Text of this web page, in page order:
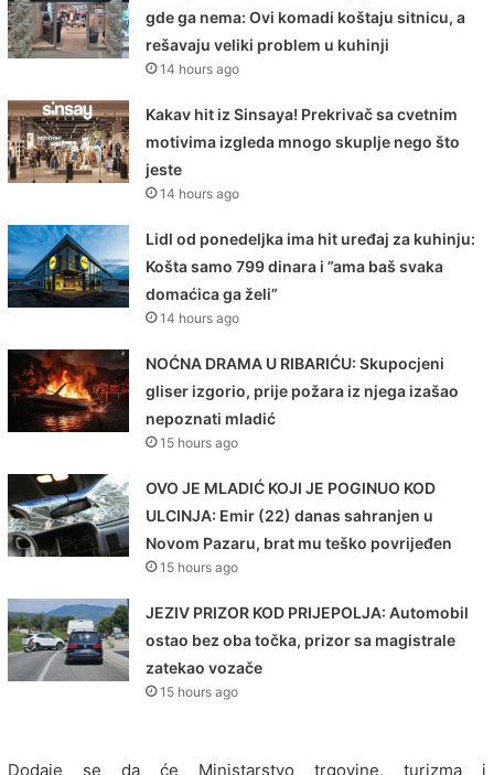
gde ga nema: Ovi komadi koštaju sitnicu, a
rešavaju veliki problem u kuhinji
14 hours ago
Kakav hit iz Sinsaya! Prekrivač sa cvetnim
motivima izgleda mnogo skuplje nego što
jeste
14 hours ago
Lidl od ponedeljka ima hit uređaj za kuhinju:
Košta samo 799 dinara i ”ama baš svaka
domaćica ga želi”
14 hours ago
NOĆNA DRAMA U RIBARIĆU: Skupocjeni
gliser izgorio, prije požara iz njega izašao
nepoznati mladić
15 hours ago
OVO JE MLADIĆ KOJI JE POGINUO KOD
ULCINJA: Emir (22) danas sahranjen u
Novom Pazaru, brat mu teško povrijeđen
15 hours ago
JEZIV PRIZOR KOD PRIJEPOLJA: Automobil
ostao bez oba točka, prizor sa magistrale
zatekao vozače
15 hours ago
Dodaje se da će Ministarstvo trgovine, turizma i